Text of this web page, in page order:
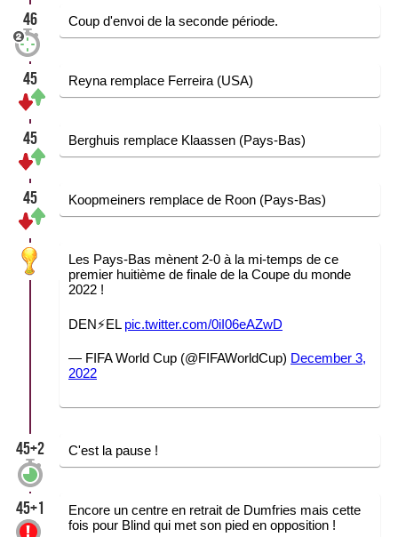
46 Coup d'envoi de la seconde période.
45 Reyna remplace Ferreira (USA)
45 Berghuis remplace Klaassen (Pays-Bas)
45 Koopmeiners remplace de Roon (Pays-Bas)
Les Pays-Bas mènent 2-0 à la mi-temps de ce
premier huitième de finale de la Coupe du monde
2022 !
DEN⚡️EL pic.twitter.com/0iI06eAZwD
— FIFA World Cup (@FIFAWorldCup) December 3,
2022
45+2 C'est la pause !
45+1
Encore un centre en retrait de Dumfries mais cette
fois pour Blind qui met son pied en opposition !